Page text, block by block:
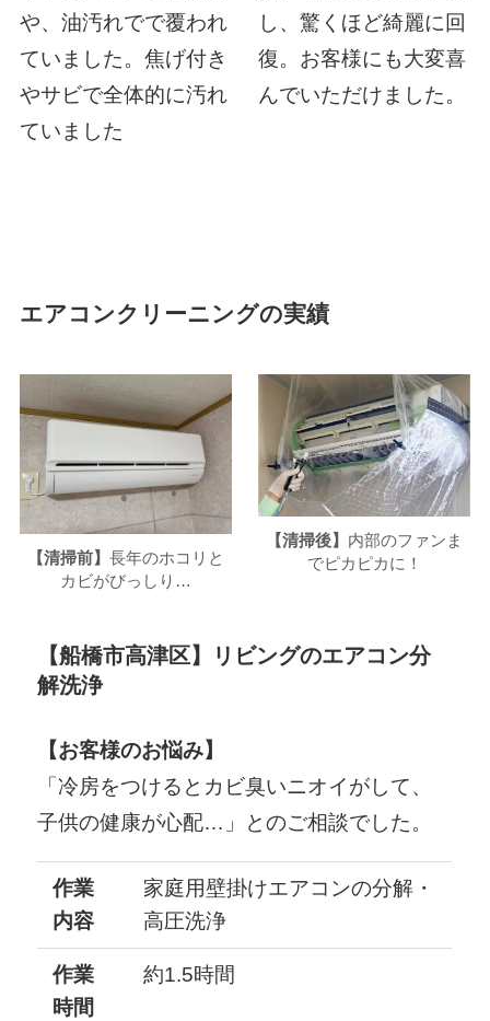
や、油汚れでで覆われ
ていました。焦げ付き
やサビで全体的に汚れ
ていました
し、驚くほど綺麗に回
復。お客様にも大変喜
んでいただけました。
エアコンクリーニングの実績
【清掃前】 長年のホコリと
カビがびっしり…
【清掃後】 内部のファンま
でピカピカに！
【船橋市高津区】リビングのエアコン分
解洗浄
【お客様のお悩み】
「冷房をつけるとカビ臭いニオイがして、
子供の健康が心配…」とのご相談でした。
作業
内容
家庭用壁掛けエアコンの分解・
高圧洗浄
作業
時間
約1.5時間